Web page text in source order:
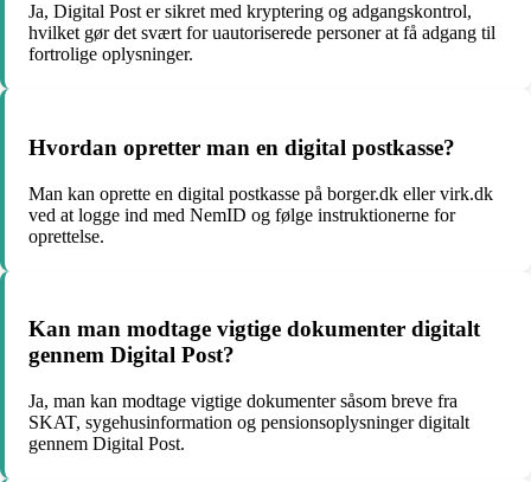
Ja, Digital Post er sikret med kryptering og adgangskontrol,
hvilket gør det svært for uautoriserede personer at få adgang til
fortrolige oplysninger.
Hvordan opretter man en digital postkasse?
Man kan oprette en digital postkasse på borger.dk eller virk.dk
ved at logge ind med NemID og følge instruktionerne for
oprettelse.
Kan man modtage vigtige dokumenter digitalt
gennem Digital Post?
Ja, man kan modtage vigtige dokumenter såsom breve fra
SKAT, sygehusinformation og pensionsoplysninger digitalt
gennem Digital Post.